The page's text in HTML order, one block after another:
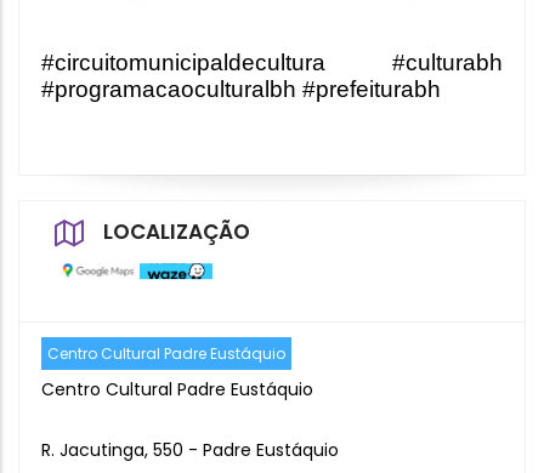
#circuitomunicipaldecultura #culturabh
#programacaoculturalbh #prefeiturabh
LOCALIZAÇÃO
Centro Cultural Padre Eustáquio
Centro Cultural Padre Eustáquio
R. Jacutinga, 550 - Padre Eustáquio